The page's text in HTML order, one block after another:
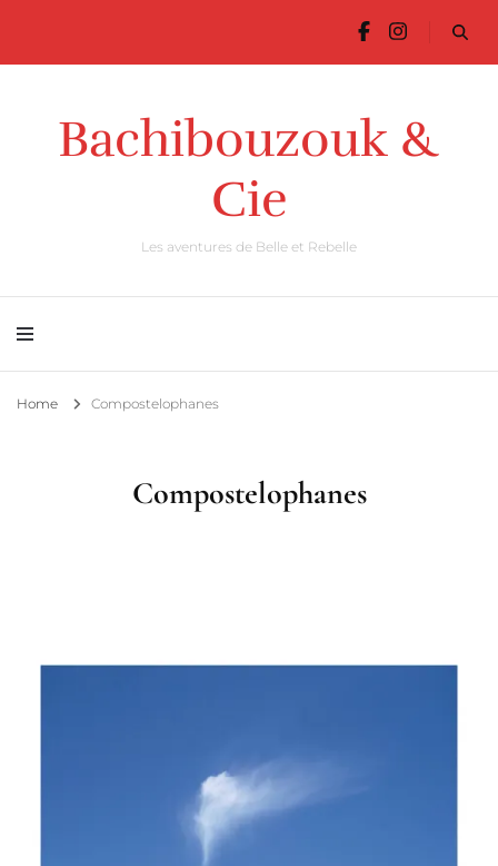
Bachibouzouk &
Cie
Les aventures de Belle et Rebelle
Home Compostelophanes
Compostelophanes